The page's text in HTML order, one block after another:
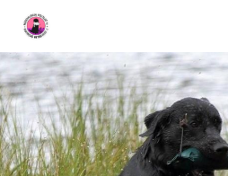
Siirry
sivun
sisältöön
Seuran nimi